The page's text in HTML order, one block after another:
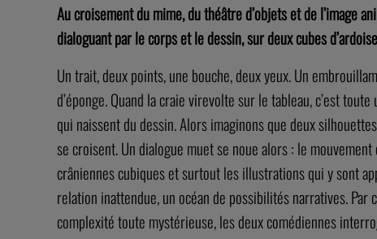
Au croisement du mime, du théâtre d’objets et de l’image
dialoguant par le corps et le dessin, sur deux cubes
Un trait, deux points, une bouche, deux yeux. Un
d’éponge. Quand la craie virevolte sur le tableau, c’est
qui naissent du dessin. Alors imaginons que deux
se croisent. Un dialogue muet se noue alors : le
crâniennes cubiques et surtout les illustrations qui y sont
relation inattendue, un océan de possibilités narratives. Par
complexité toute mystérieuse, les deux comédiennes